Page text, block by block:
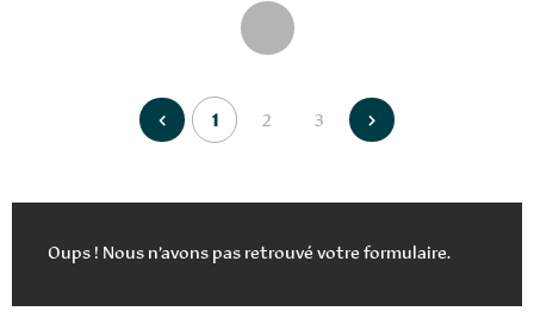
Navigation
articles
Page
1 Page
2 Page
3
Oups ! Nous n’avons pas retrouvé votre formulaire.